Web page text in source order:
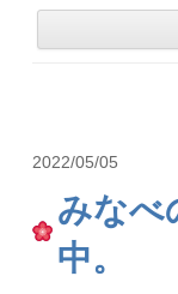
2022/05/05
みなべ
中。